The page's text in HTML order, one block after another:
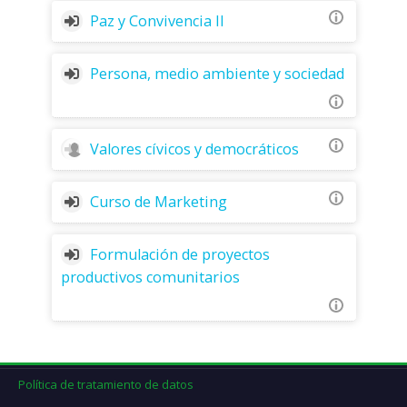
Paz y Convivencia II
Persona, medio ambiente y sociedad
Valores cívicos y democráticos
Curso de Marketing
Formulación de proyectos
productivos comunitarios
Política de tratamiento de datos